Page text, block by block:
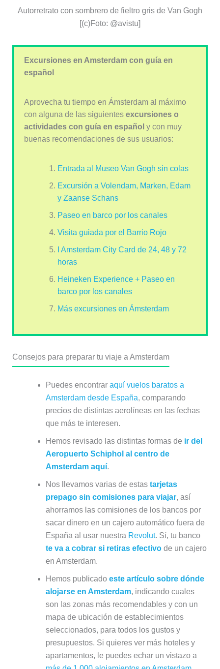
Autorretrato con sombrero de fieltro gris de Van Gogh
[(c)Foto: @avistu]
Excursiones en Amsterdam con guía en
español
Aprovecha tu tiempo en Ámsterdam al máximo
con alguna de las siguientes excursiones o
actividades con guía en español y con muy
buenas recomendaciones de sus usuarios:
Entrada al Museo Van Gogh sin colas
Excursión a Volendam, Marken, Edam
y Zaanse Schans
Paseo en barco por los canales
Visita guiada por el Barrio Rojo
I Amsterdam City Card de 24, 48 y 72
horas
Heineken Experience + Paseo en
barco por los canales
Más excursiones en Ámsterdam
Consejos para preparar tu viaje a Amsterdam
Puedes encontrar aquí vuelos baratos a
Amsterdam desde España, comparando
precios de distintas aerolíneas en las fechas
que más te interesen.
Hemos revisado las distintas formas de ir del
Aeropuerto Schiphol al centro de
Amsterdam aquí.
Nos llevamos varias de estas tarjetas
prepago sin comisiones para viajar, así
ahorramos las comisiones de los bancos por
sacar dinero en un cajero automático fuera de
España al usar nuestra Revolut. Sí, tu banco
te va a cobrar si retiras efectivode un cajero
en Amsterdam.
Hemos publicado este artículo sobre dónde
alojarse en Amsterdam, indicando cuales
son las zonas más recomendables y con un
mapa de ubicación de establecimientos
seleccionados, para todos los gustos y
presupuestos. Si quieres ver más hoteles y
apartamentos, le puedes echar un vistazo a